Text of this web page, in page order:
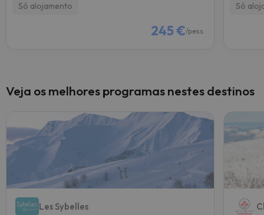
Só alojamento
245 €/pess.
Só
Veja os melhores programas nestes destinos
Les Sybelles